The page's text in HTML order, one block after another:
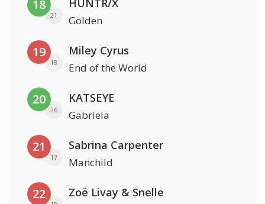
18
21
HUNTR/X
Golden
19
18
Miley Cyrus
End of the World
20
26
KATSEYE
Gabriela
21
17
Sabrina Carpenter
Manchild
22 Zoë Livay & Snelle